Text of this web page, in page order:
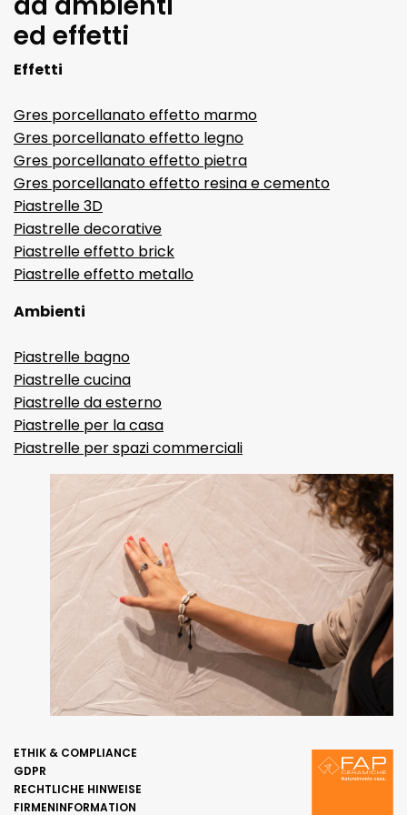
ed effetti
Effetti
Gres porcellanato effetto marmo
Gres porcellanato effetto legno
Gres porcellanato effetto pietra
Gres porcellanato effetto resina e cemento
Piastrelle 3D
Piastrelle decorative
Piastrelle effetto brick
Piastrelle effetto metallo
Ambienti
Piastrelle bagno
Piastrelle cucina
Piastrelle da esterno
Piastrelle per la casa
Piastrelle per spazi commerciali
ETHIK & COMPLIANCE
GDPR
RECHTLICHE HINWEISE
FIRMENINFORMATION